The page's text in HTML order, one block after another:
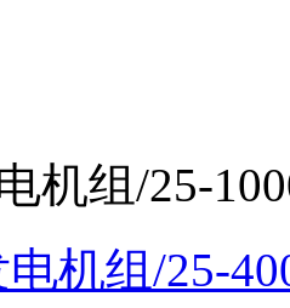
机组/25-
机组/25-